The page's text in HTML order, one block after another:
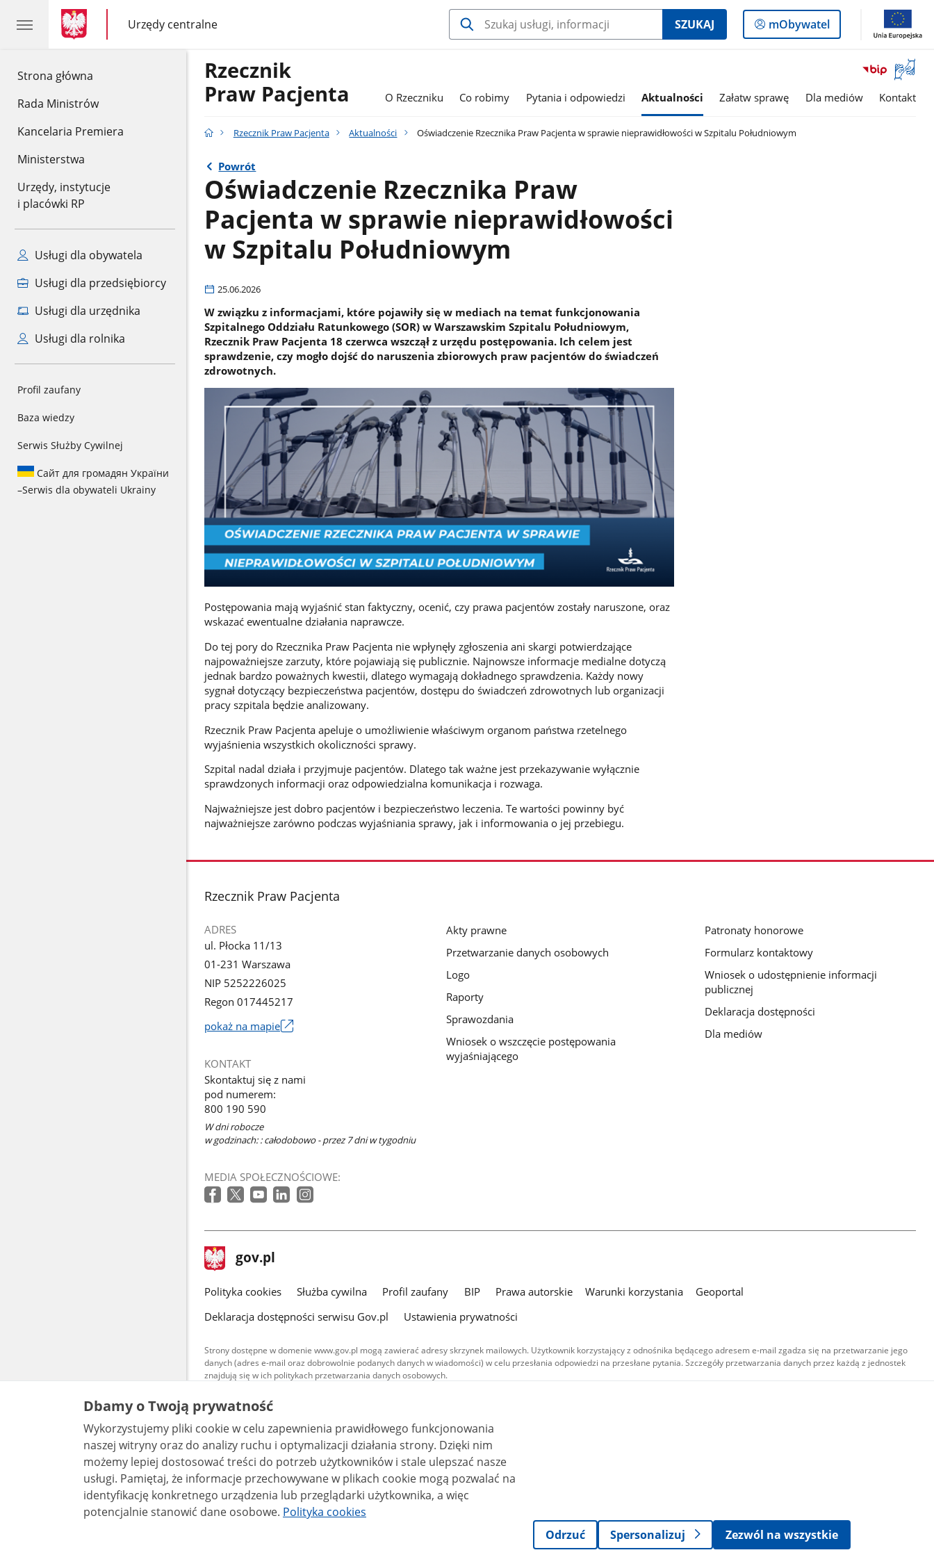
Strona główna
Rada Ministrów
Kancelaria Premiera
Ministerstwa
Urzędy, instytucje
i placówki RP
Usługi dla obywatela
Usługi dla przedsiębiorcy
Usługi dla urzędnika
Usługi dla rolnika
Profil zaufany
Baza wiedzy
Serwis Służby Cywilnej
Сайт для громадян України
–Serwis dla obywateli Ukrainy
gov.pl
gov.pl
Urzędy centralne
gov.pl
Urzędy
centralne
SZUKAJ
Logowanie
do
mObywatel
Otwórz
okno
z
Rzecznik
Praw Pacjenta
O Rzeczniku Co robimy Pytania i odpowiedzi Aktualności Załatw sprawę Dla mediów Kontakt
Rzecznik Praw Pacjenta Aktualności Oświadczenie Rzecznika Praw Pacjenta w sprawie nieprawidłowości w Szpitalu Południowym
Powrót
Oświadczenie Rzecznika Praw
Pacjenta w sprawie nieprawidłowości
w Szpitalu Południowym
25.06.2026
W związku z informacjami, które pojawiły się w mediach na temat funkcjonowania
Szpitalnego Oddziału Ratunkowego (SOR) w Warszawskim Szpitalu Południowym,
Rzecznik Praw Pacjenta 18 czerwca wszczął z urzędu postępowania. Ich celem jest
sprawdzenie, czy mogło dojść do naruszenia zbiorowych praw pacjentów do świadczeń
zdrowotnych.
Postępowania mają wyjaśnić stan faktyczny, ocenić, czy prawa pacjentów zostały naruszone, oraz
wskazać ewentualne działania naprawcze.
Do tej pory do Rzecznika Praw Pacjenta nie wpłynęły zgłoszenia ani skargi potwierdzające
najpoważniejsze zarzuty, które pojawiają się publicznie. Najnowsze informacje medialne dotyczą
jednak bardzo poważnych kwestii, dlatego wymagają dokładnego sprawdzenia. Każdy nowy
sygnał dotyczący bezpieczeństwa pacjentów, dostępu do świadczeń zdrowotnych lub organizacji
pracy szpitala będzie analizowany.
Rzecznik Praw Pacjenta apeluje o umożliwienie właściwym organom państwa rzetelnego
wyjaśnienia wszystkich okoliczności sprawy.
Szpital nadal działa i przyjmuje pacjentów. Dlatego tak ważne jest przekazywanie wyłącznie
sprawdzonych informacji oraz odpowiedzialna komunikacja i rozwaga.
Najważniejsze jest dobro pacjentów i bezpieczeństwo leczenia. Te wartości powinny być
najważniejsze zarówno podczas wyjaśniania sprawy, jak i informowania o jej przebiegu.
stopka
Rzecznik Praw Pacjenta
ADRES
ul. Płocka 11/13
01-231 Warszawa
NIP 5252226025
Regon 017445217
pokaż na mapie
się
w
nowym
oknie
KONTAKT
Skontaktuj się z nami
pod numerem:
800 190 590
W dni robocze
w godzinach: : całodobowo - przez 7 dni w tygodniu
MEDIA SPOŁECZNOŚCIOWE:
Akty prawne
Przetwarzanie danych osobowych
Logo
Raporty
Sprawozdania
Wniosek o wszczęcie postępowania
wyjaśniającego
Patronaty honorowe
Formularz kontaktowy
Wniosek o udostępnienie informacji
publicznej
Deklaracja dostępności
Dla mediów
stopka
gov.pl Strona
gov.pl
gov.pl
Polityka cookies Służba cywilna Profil zaufany BIP Prawa autorskie Warunki korzystania
Geoportal
Deklaracja dostępności serwisu Gov.pl
Ustawienia prywatności
Strony dostępne w domenie www.gov.pl mogą zawierać adresy skrzynek mailowych. Użytkownik korzystający z odnośnika będącego adresem e-mail zgadza się na przetwarzanie jego
danych (adres e-mail oraz dobrowolnie podanych danych w wiadomości) w celu przesłania odpowiedzi na przesłane pytania. Szczegóły przetwarzania danych przez każdą z jednostek
znajdują się w ich politykach przetwarzania danych osobowych.
Treści tekstowe publikowane w serwisie (z wyłączeniem treści audiowizualnych), są
udostępniane na licencji typu Creative Commons: uznanie autorstwa - na tych samych
warunkach 4.0 (CC BY-SA 4.0). Materiały audiowizualne, w tym zdjęcia, materiały audio i wideo,
są udostępniane na licencji typu Creative Commons: uznanie autorstwa użycie niekomercyjne -
bez utworów zależnych 4.0 (CC BY-NC-ND 4.0), o ile nie jest to stwierdzone inaczej.
Dbamy o Twoją prywatność
Wykorzystujemy pliki cookie w celu zapewnienia prawidłowego funkcjonowania
naszej witryny oraz do analizy ruchu i optymalizacji działania strony. Dzięki nim
możemy lepiej dostosować treści do potrzeb użytkowników i stale ulepszać nasze
usługi. Pamiętaj, że informacje przechowywane w plikach cookie mogą pozwalać na
identyfikację konkretnego urządzenia lub przeglądarki użytkownika, a więc
potencjalnie stanowić dane osobowe. Polityka cookies
Odrzuć
Spersonalizuj Zezwól na wszystkie